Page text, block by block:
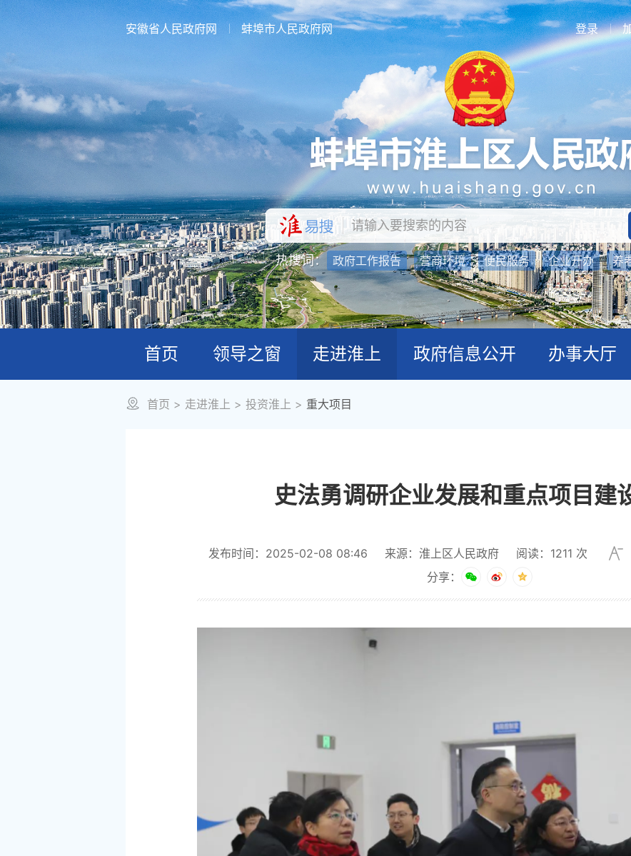
安徽省人民政府网 蚌埠市人民政府网 登录
热搜词： 政府工作报告 营商环境 便民服务 企业开办 养
首页 领导之窗 走进淮上 政府信息公开 办事大厅
首页 > 走进淮上 > 投资淮上 > 重大项目
史法勇调研企业发展和重点项目建
发布时间：2025-02-08 08:46 来源：淮上区人民政府 阅读： 1211 次
分享：